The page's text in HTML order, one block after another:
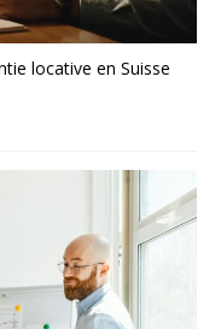
locative en Suisse